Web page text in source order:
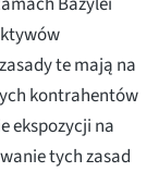
te mają na
kontrahentów
ekspozycji na
tych zasad